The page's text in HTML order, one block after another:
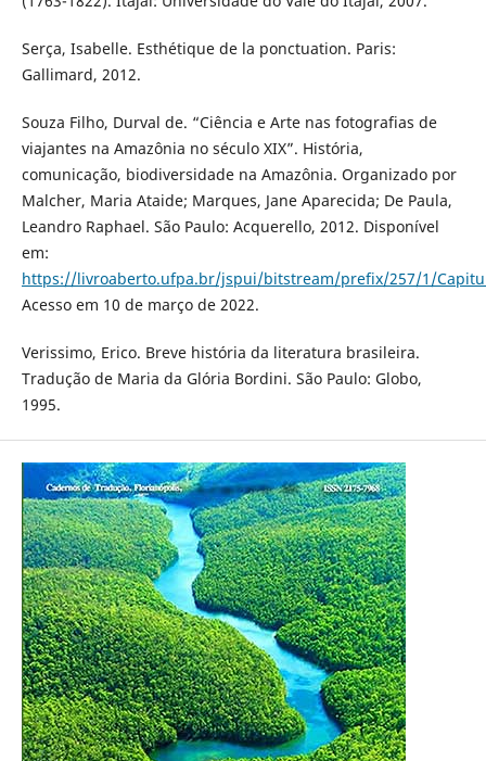
Serça, Isabelle. Esthétique de la ponctuation. Paris:
Gallimard, 2012.
Souza Filho, Durval de. “Ciência e Arte nas fotografias de
viajantes na Amazônia no século XIX”. História,
comunicação, biodiversidade na Amazônia. Organizado por
Malcher, Maria Ataide; Marques, Jane Aparecida; De Paula,
Leandro Raphael. São Paulo: Acquerello, 2012. Disponível
em:
https://livroaberto.ufpa.br/jspui/bitstream/prefix/257/1/
Acesso em 10 de março de 2022.
Verissimo, Erico. Breve história da literatura brasileira.
Tradução de Maria da Glória Bordini. São Paulo: Globo,
1995.